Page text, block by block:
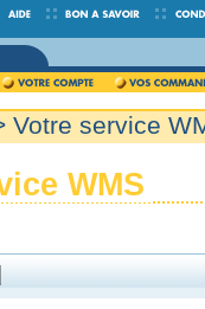
Votre service
WMS